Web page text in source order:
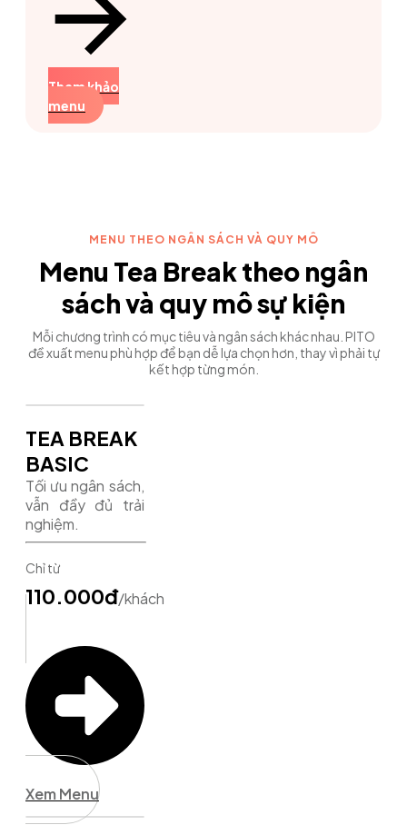
Tham khảo
menu
MENU THEO NGÂN SÁCH VÀ QUY MÔ
Menu Tea Break theo ngân
sách và quy mô sự kiện
Mỗi chương trình có mục tiêu và ngân sách khác nhau. PITO
đề xuất menu phù hợp để bạn dễ lựa chọn hơn, thay vì phải tự
kết hợp từng món.
TEA BREAK
BASIC
Tối ưu ngân sách,
vẫn đầy đủ trải
nghiệm.
Chỉ từ
110.000đ/khách
Xem Menu